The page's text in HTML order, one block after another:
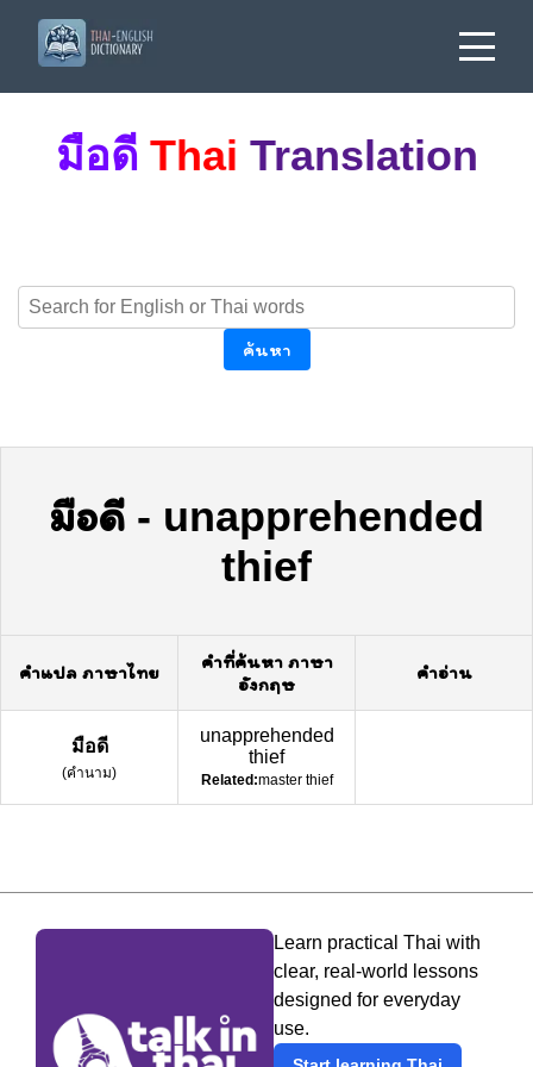
มือดี Thai Translation
ค้นหา
มือดี - unapprehended
thief
คำแปล ภาษาไทย
คำที่ค้นหา ภาษา
อังกฤษ
คำอ่าน
มือดี
(คำนาม)
unapprehended
thief
Related:master thief
Learn practical Thai with
clear, real-world lessons
designed for everyday
use.